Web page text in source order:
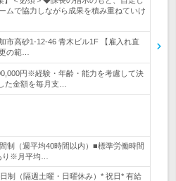
ムで協力しながら成果を積み重ねていけ
市高砂1-12-46 青木ビル1F 【雇入れ直
の範…
円※経験・年齢・能力を考慮して決
た金額を毎月支…
制（週平均40時間以内）■標準労働時間
り※月平均…
制（隔週土曜・日曜休み）* 祝日* 有給